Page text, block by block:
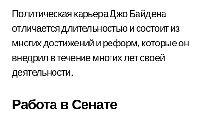
Политическая карьера Джо Байдена
отличается длительностью и состоит из
многих достижений и реформ, которые он
внедрил в течение многих лет своей
деятельности.
Работа в Сенате